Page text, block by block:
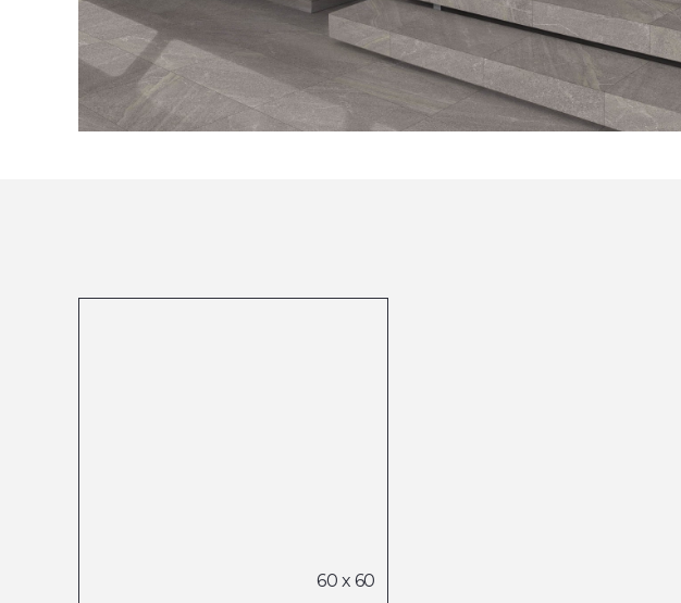
Посмотреть все проекты